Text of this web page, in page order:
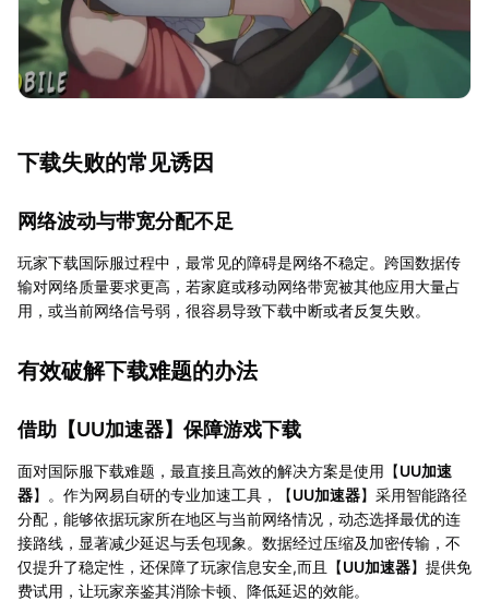
下载失败的常见诱因
网络波动与带宽分配不足
玩家下载国际服过程中，最常见的障碍是网络不稳定。跨国数据传
输对网络质量要求更高，若家庭或移动网络带宽被其他应用大量占
用，或当前网络信号弱，很容易导致下载中断或者反复失败。
有效破解下载难题的办法
借助【UU加速器】保障游戏下载
面对国际服下载难题，最直接且高效的解决方案是使用【UU加速
器】。作为网易自研的专业加速工具，【UU加速器】采用智能路径
分配，能够依据玩家所在地区与当前网络情况，动态选择最优的连
接路线，显著减少延迟与丢包现象。数据经过压缩及加密传输，不
仅提升了稳定性，还保障了玩家信息安全,而且【UU加速器】提供免
费试用，让玩家亲鉴其消除卡顿、降低延迟的效能。